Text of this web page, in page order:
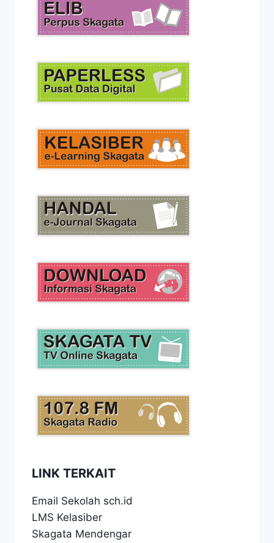
LINK TERKAIT
Email Sekolah sch.id
LMS Kelasiber
Skagata Mendengar